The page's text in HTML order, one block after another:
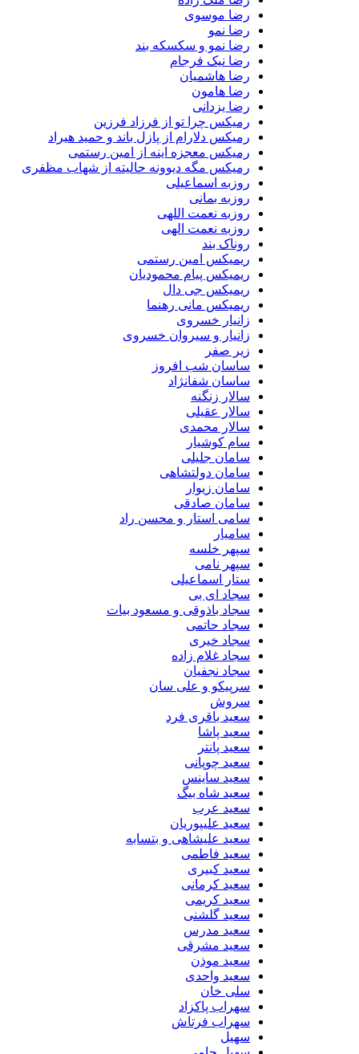
رضا موسوی
رضا نمو
رضا نمو و سکسکه بند
رضا نیک فرجام
رضا هاشمیان
رضا هامون
رضا یزدانی
رمیکس چرا تو از فرزاد فرزین
رمیکس دلارام از پازل باند و حمید هیراد
رمیکس معجزه اینه از امین رستمی
رمیکس مگه دیوونه حالیته از شهاب مظفری
روزبه اسماعیلی
روزبه بمانی
روزبه نعمت اللهی
روزبه نعمت الهی
روناک بند
ریمیکس امین رستمی
ریمیکس پیام محمودیان
ریمیکس جی دال
ریمیکس مانی رهنما
زانیار خسروی
زانیار و سیروان خسروی
زیر صفر
ساسان شب افروز
ساسان شفانژاد
سالار زنگنه
سالار عقیلی
سالار محمدی
سام کوشیار
سامان جلیلی
سامان دولتشاهی
سامان زیوار
سامان صادقی
سامی استار و محسن راد
سامیار
سپهر خلسه
سپهر نامی
ستار اسماعیلی
سجاد ای بی
سجاد باذوقی و مسعود بیات
سجاد حاتمی
سجاد خیری
سجاد غلام زاده
سجاد نجفیان
سرپیکو و علی سان
سروش
سعید باقری فرد
سعید پاشا
سعید پانتر
سعید چوپانی
سعید ساینس
سعید شاه بیگ
سعید عرب
سعید علیپوریان
سعید علیشاهی و بتسابه
سعید فاطمی
سعید کبیری
سعید کرمانی
سعید کریمی
سعید گلشنی
سعید مدرس
سعید مشرقی
سعید موذن
سعید واحدی
سلی خان
سهراب پاکزاد
سهراب فرتاش
سهیل